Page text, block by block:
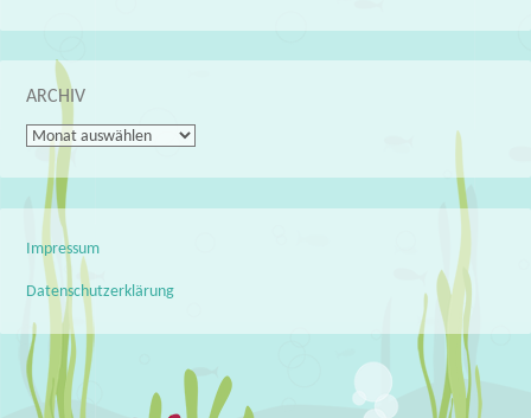
ARCHIV
Archiv
Impressum
Datenschutzerklärung